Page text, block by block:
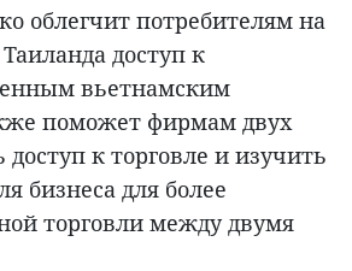
облегчит потребителям на
доступ к
вьетнамским
поможет фирмам двух
доступ к торговле и изучить
бизнеса для более
торговли между двумя